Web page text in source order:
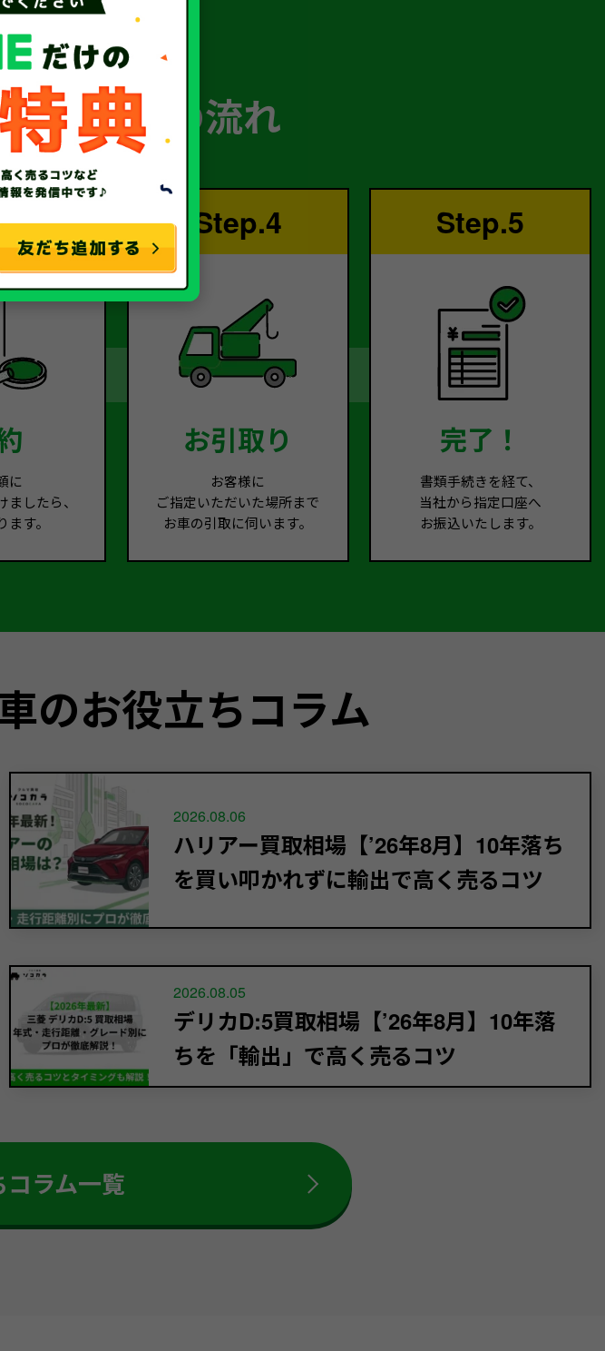
ップ！
車買取の流れ
に
ましたら、
す。
Step.4
お引取り
お客様に
ご指定いただいた場所まで
お車の引取に伺います。
Step.5
完了！
書類手続きを経て、
当社から指定口座へ
お振込いたします。
のお役立ちコラム
2026.08.06
ハリアー買取相場【’26年8月】10年落ち
を買い叩かれずに輸出で高く売るコツ
2026.08.05
デリカD:5買取相場【’26年8月】10年落
ちを「輸出」で高く売るコツ
ラム一覧